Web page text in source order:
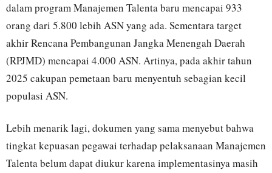
dalam program Manajemen Talenta baru mencapai 933
orang dari 5.800 lebih ASN yang ada. Sementara target
akhir Rencana Pembangunan Jangka Menengah Daerah
(RPJMD) mencapai 4.000 ASN. Artinya, pada akhir tahun
2025 cakupan pemetaan baru menyentuh sebagian kecil
populasi ASN.
Lebih menarik lagi, dokumen yang sama menyebut bahwa
tingkat kepuasan pegawai terhadap pelaksanaan Manajemen
Talenta belum dapat diukur karena implementasinya masih